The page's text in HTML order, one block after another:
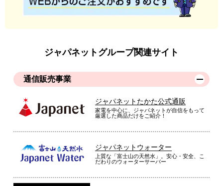
ジャパネットグループ関連サイト
通信販売事業
ジャパネットたかた公式通販
家電を中心に、ジャパネットが自信をもって
厳選した商品だけをご紹介！
ジャパネットウォーター
上質な「富士山の天然水」。安心・安全、こ
だわりのウォーターサーバー